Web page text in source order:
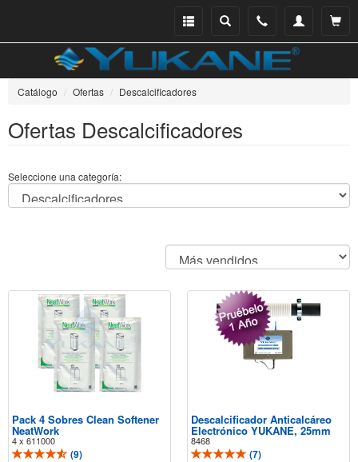
Ver
Mi
Teléfono
Buscar
Menu
Catálogo Ofertas Descalcificadores
Ofertas Descalcificadores
Seleccione una categoría:
Pack 4 Sobres Clean Softener
NeatWork
4 x 611000
(9)
Descalcificador Anticalcáreo
Electrónico YUKANE, 25mm
8468
(7)